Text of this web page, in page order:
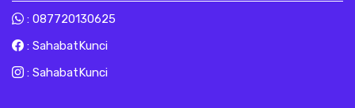
: 087720130625
: SahabatKunci
: SahabatKunci